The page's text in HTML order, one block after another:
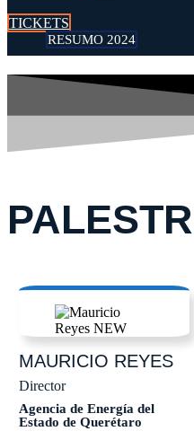
TICKETS
RESUMO 2024
MAURICIO REYES
Director
Agencia de Energía del
Estado de Querétaro